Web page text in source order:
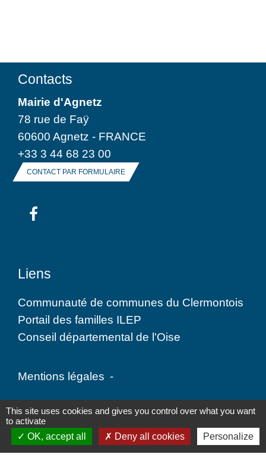
Contacts
Mairie d'Agnetz
78 rue de Faÿ
60600 Agnetz - FRANCE
+33 3 44 68 23 00
CONTACT PAR FORMULAIRE
Liens
Communauté de communes du Clermontois
Portail des familles ILEP
Conseil départemental de l'Oise
Mentions légales -
Politique de confidentialité - Accessibilité -
Plan du site - Gestion des cookies
This site uses cookies and gives you control over what you want
to activate
OK, accept all
Deny all cookies Personalize